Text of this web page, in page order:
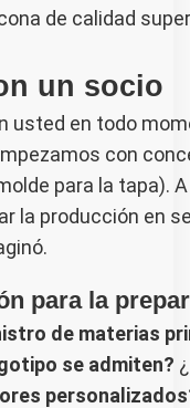
de calidad
un socio
usted en todo
con
para la tapa).
la producción en
para la
de materias
se admiten?